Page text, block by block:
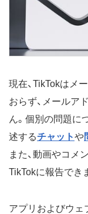
現在、TikTokはメ
おらず、メールア
ん。個別の問題に
述するチャットや
また、動画やコメ
TikTokに報告でき
アプリおよびウェ